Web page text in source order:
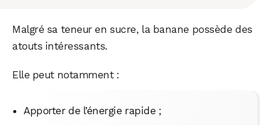
Malgré sa teneur en sucre, la banane possède des
atouts intéressants.
Elle peut notamment :
Apporter de l’énergie rapide ;